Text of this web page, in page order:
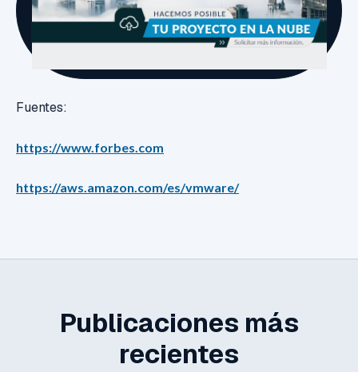
Fuentes:
https://www.forbes.com
https://aws.amazon.com/es/vmware/
Publicaciones más
recientes